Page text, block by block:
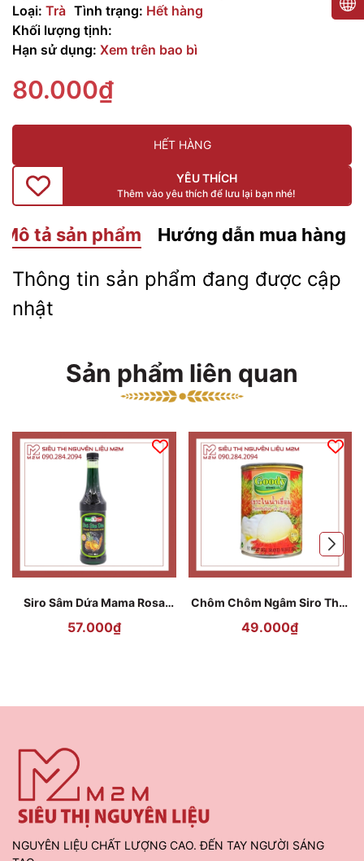
Loại: Trà Tình trạng: Hết hàng
Khối lượng tịnh:
Hạn sử dụng: Xem trên bao bì
80.000₫
HẾT HÀNG
YÊU THÍCH
Thêm vào yêu thích để lưu lại bạn nhé!
Mô tả sản phẩm Hướng dẫn mua hàng
Thông tin sản phẩm đang được cập
nhật
Sản phẩm liên quan
Siro Sâm Dứa Mama Rosa
57.000₫
Chôm Chôm Ngâm Siro Thái
49.000₫
NGUYÊN LIỆU CHẤT LƯỢNG CAO. ĐẾN TAY NGƯỜI SÁNG